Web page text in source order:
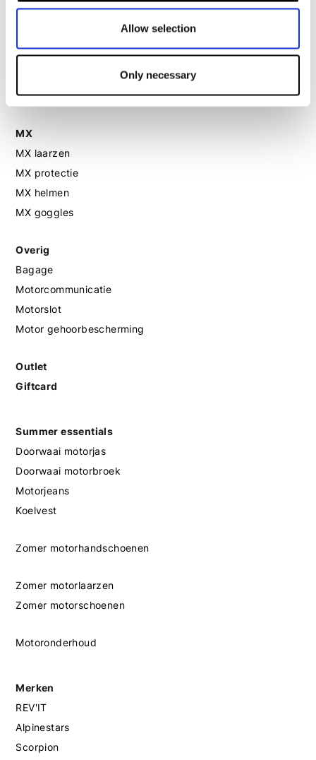
Allow selection
Only necessary
Motorhandschoenen dames
MX
MX laarzen
MX protectie
MX helmen
MX goggles
Overig
Bagage
Motorcommunicatie
Motorslot
Motor gehoorbescherming
Outlet
Giftcard
Summer essentials
Doorwaai motorjas
Doorwaai motorbroek
Motorjeans
Koelvest
Zomer motorhandschoenen
Zomer motorlaarzen
Zomer motorschoenen
Motoronderhoud
Merken
REV'IT
Alpinestars
Scorpion